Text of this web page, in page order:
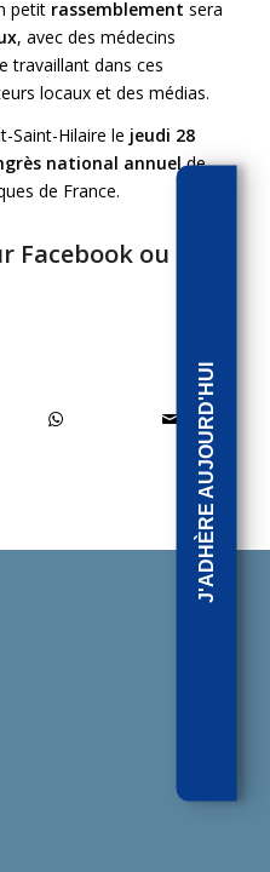
petit rassemblement sera
, avec des médecins
travaillant dans ces
locaux et des médias.
Saint-Hilaire le jeudi 28
national annuelde
de France.
Facebookou sur
J'ADHÈRE AUJOURD'HUI